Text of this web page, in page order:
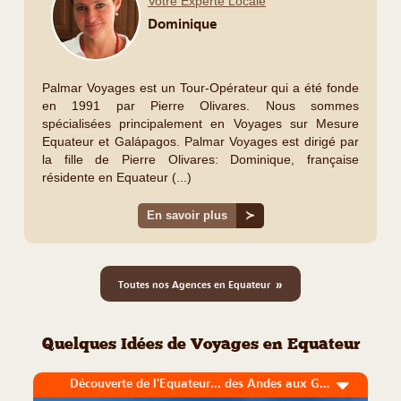
Dominique
Palmar Voyages est un Tour-Opérateur qui a été fonde
en 1991 par Pierre Olivares. Nous sommes
spécialisées principalement en Voyages sur Mesure
Equateur et Galápagos. Palmar Voyages est dirigé par
la fille de Pierre Olivares: Dominique, française
résidente en Equateur (...)
En savoir plus ≻
Toutes nos Agences en Equateur »
Quelques Idées de Voyages en Equateur
Découverte de l'Equateur... des Andes aux Galapagos